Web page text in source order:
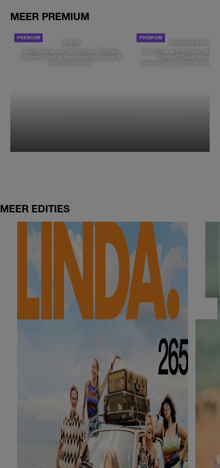
MEER PREMIUM
AMBER
High-class escort Amber: ‘Op het
moment dat ik vooroverbuig hoor ik
een zachte klik’
BEDROGEN VROUW
Een paar uur na haar
Thom (32) dat zijn
vreemdging: 'Echt, mijn
MEER EDITIES